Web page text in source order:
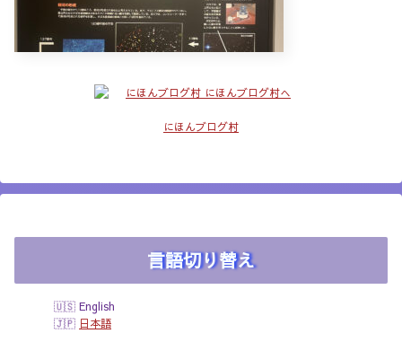
にほんブログ村
言語切り替え
English
日本語